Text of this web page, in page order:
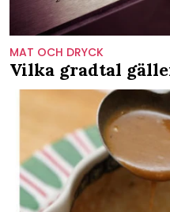
MAT OCH DRYCK
Vilka gradtal